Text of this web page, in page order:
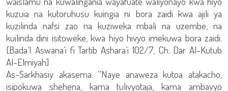
kuzuia na kutoruhusu kuingia ni bora zaidi kwa ajili ya
kuzilinda nafsi zao na kuziweka mbali na uzembe, na
kuilinda dini isitoweke, kwa hiyo hivyo imekuwa bora zaidi.
[Bada’I Aswana’i fi Tartib Ashara’i 102/7, Ch. Dar Al-Kutub
Al-Elmiyah]
As-Sarkhasiy akasema: “Naye anaweza kutoa atakacho,
isipokuwa shehena, kama tulivyotaja, kama ambavyo